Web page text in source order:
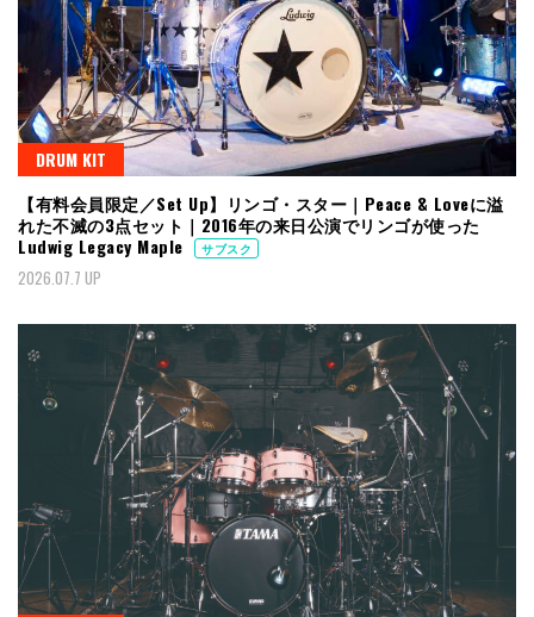
DRUM KIT
【有料会員限定／Set Up】リンゴ・スター｜Peace & Loveに溢
れた不滅の3点セット｜2016年の来日公演でリンゴが使った
Ludwig Legacy Maple
サブスク
2026.07.7 UP